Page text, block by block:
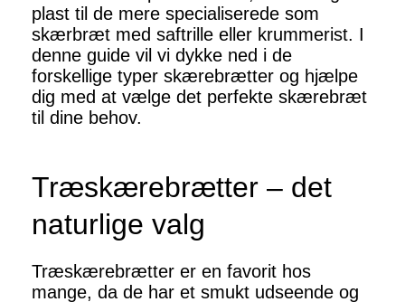
plast til de mere specialiserede som
skærbræt med saftrille eller krummerist. I
denne guide vil vi dykke ned i de
forskellige typer skærebrætter og hjælpe
dig med at vælge det perfekte skærebræt
til dine behov.
Træskærebrætter – det
naturlige valg
Træskærebrætter er en favorit hos
mange, da de har et smukt udseende og